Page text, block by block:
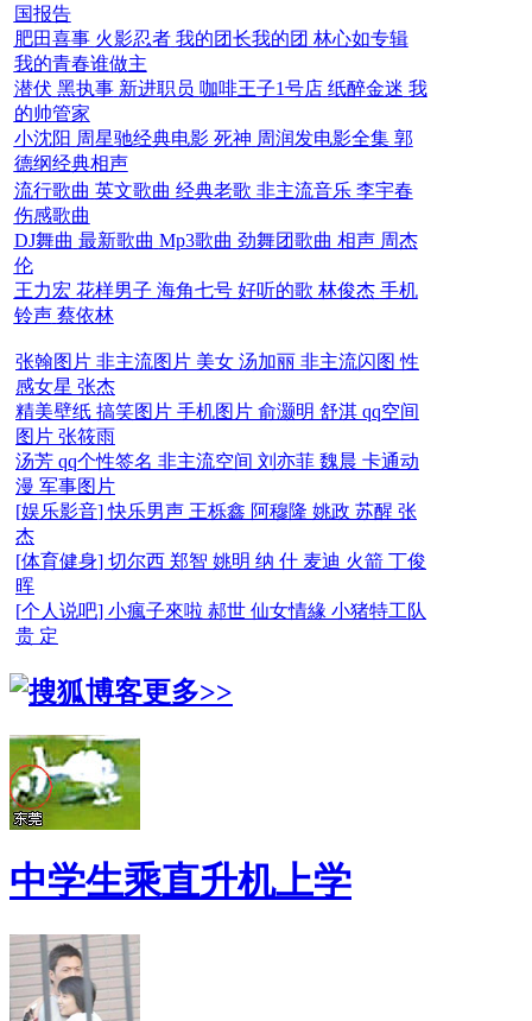
国报告
肥田喜事 火影忍者 我的团长我的团 林心如专辑
我的青春谁做主
潜伏 黑执事 新进职员 咖啡王子1号店 纸醉金迷 我
的帅管家
小沈阳 周星驰经典电影 死神 周润发电影全集 郭
德纲经典相声
流行歌曲 英文歌曲 经典老歌 非主流音乐 李宇春
伤感歌曲
DJ舞曲 最新歌曲 Mp3歌曲 劲舞团歌曲 相声 周杰
伦
王力宏 花样男子 海角七号 好听的歌 林俊杰 手机
铃声 蔡依林
张翰图片 非主流图片 美女 汤加丽 非主流闪图 性
感女星 张杰
精美壁纸 搞笑图片 手机图片 俞灏明 舒淇 qq空间
图片 张筱雨
汤芳 qq个性签名 非主流空间 刘亦菲 魏晨 卡通动
漫 军事图片
[娱乐影音]快乐男声 王栎鑫 阿穆隆 姚政 苏醒 张
杰
[体育健身] 切尔西 郑智 姚明 纳 什 麦迪 火箭 丁俊
晖
[个人说吧] 小瘋子來啦 郝世 仙女情緣 小猪特工队
贵 定
更多>>
中学生乘直升机上学